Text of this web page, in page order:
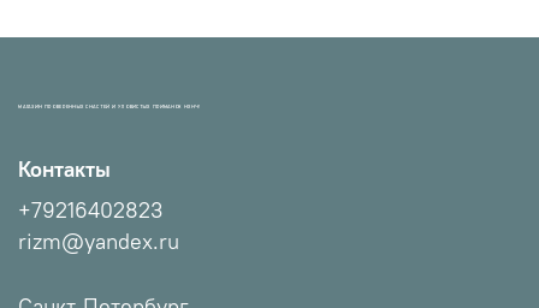
МАГАЗИН ПРОВЕРЕННЫХ СНАСТЕЙ И УЛОВИСТЫХ ПРИМАНОК НХНЧ!
Контакты
+79216402823
rizm@yandex.ru